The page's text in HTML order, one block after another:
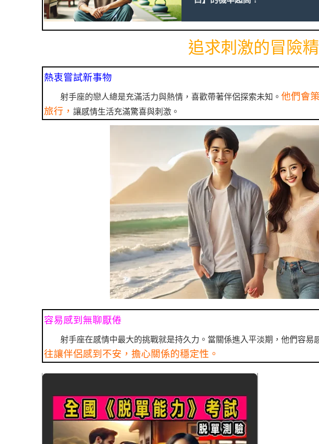
追求刺激的冒險
熱衷嘗試新事物
射手座的戀人總是充滿活力與熱情，喜歡帶著伴侶探索未知。 他們會
旅行， 讓感情生活充滿驚喜與刺激。
容易感到無聊厭倦
射手座在感情中最大的挑戰就是持久力。當關係進入平淡期，他們容易
往讓伴侶感到不安，擔心關係的穩定性。